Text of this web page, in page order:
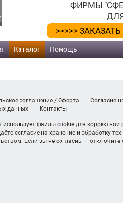
ФИРМЫ
>>>>>
Каталог Помощь
соглашение / Оферта
Согласие
данных
Контакты
использует файлы cookie для
согласие на хранение и обработку
Если вы не согласны — отключите